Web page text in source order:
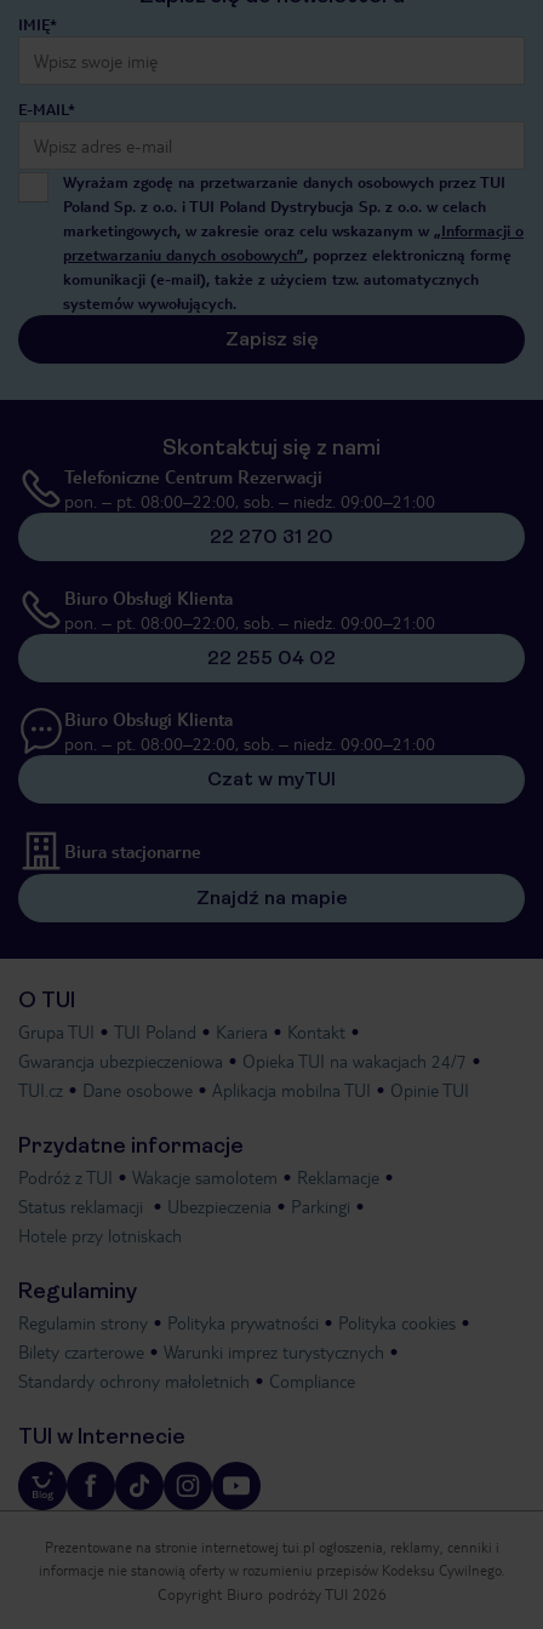
IMIĘ*
E-MAIL*
Wyrażam zgodę na przetwarzanie danych osobowych przez TUI
Poland Sp. z o.o. i TUI Poland Dystrybucja Sp. z o.o. w celach
marketingowych, w zakresie oraz celu wskazanym w „Informacji o
przetwarzaniu danych osobowych”, poprzez elektroniczną formę
komunikacji (e-mail), także z użyciem tzw. automatycznych
systemów wywołujących.
Zapisz się
Skontaktuj się z nami
Telefoniczne Centrum Rezerwacji
pon. – pt. 08:00–22:00, sob. – niedz. 09:00–21:00
22 270 31 20
Biuro Obsługi Klienta
pon. – pt. 08:00–22:00, sob. – niedz. 09:00–21:00
22 255 04 02
Biuro Obsługi Klienta
pon. – pt. 08:00–22:00, sob. – niedz. 09:00–21:00
Czat w myTUI
Biura stacjonarne
Znajdź na mapie
O TUI
Grupa TUI TUI Poland Kariera
Kontakt
Gwarancja ubezpieczeniowa
Opieka TUI na wakacjach 24/7
TUI.cz
Dane osobowe Aplikacja mobilna TUI Opinie TUI
Przydatne informacje
Podróż z TUI Wakacje samolotem
Reklamacje
Status reklamacji
Ubezpieczenia
Parkingi
Hotele przy lotniskach
Regulaminy
Regulamin strony Polityka prywatności
Polityka cookies
Bilety czarterowe
Warunki imprez turystycznych
Standardy ochrony małoletnich
Compliance
TUI w Internecie
Prezentowane na stronie internetowej tui.pl ogłoszenia, reklamy, cenniki i
informacje nie stanowią oferty w rozumieniu przepisów Kodeksu Cywilnego.
Copyright Biuro podróży TUI 2026